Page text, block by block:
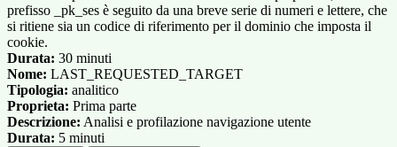
prefisso _pk_ses è seguito da una breve serie di numeri e lettere, che
si ritiene sia un codice di riferimento per il dominio che imposta il
cookie.
Durata: 30 minuti
Nome: LAST_REQUESTED_TARGET
Tipologia: analitico
Proprieta: Prima parte
Descrizione: Analisi e profilazione navigazione utente
Durata: 5 minuti